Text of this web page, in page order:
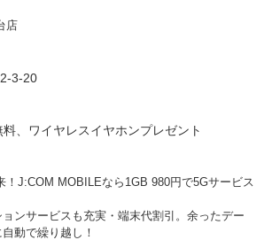
店
3-20
、ワイヤレスイヤホンプレゼント
！J:COM MOBILEなら1GB 980円で5Gサービス
ンサービスも充実・端末代割引。余ったデー
動で繰り越し！